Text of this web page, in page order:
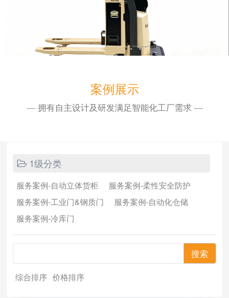
案例展示
— 拥有自主设计及研发满足智能化工厂需求 —
1级分类
服务案例-自动立体货柜
服务案例-柔性安全防护
服务案例-工业门&钢质门
服务案例-自动化仓储
服务案例-冷库门
搜索
综合排序 价格排序